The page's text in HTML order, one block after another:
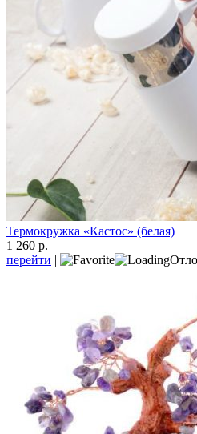
Термокружка «Кастос» (белая)
1 260 р.
перейти |